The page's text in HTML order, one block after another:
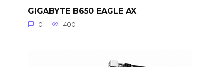
GIGABYTE B650 EAGLE AX
0 400